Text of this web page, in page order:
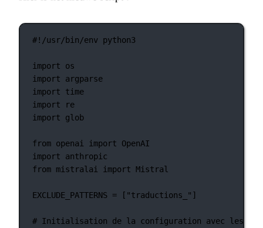
#!/usr/bin/env python3
import os
import argparse
import time
import re
import glob
from openai import OpenAI
import anthropic
from mistralai import Mistral
EXCLUDE_PATTERNS = [ "traductions_" ]
# Initialisation de la configuration avec les